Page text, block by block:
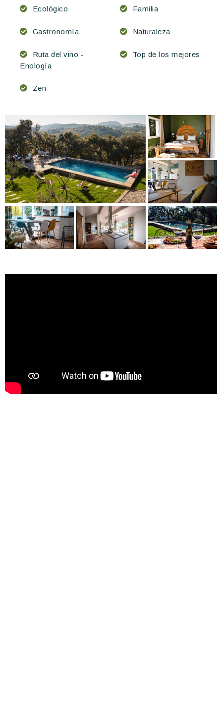
Ecológico Familia
Gastronomía Naturaleza
Ruta del vino -
Enología
Top de los mejores
Zen